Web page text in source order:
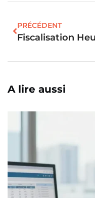
PRÉCÉDENT
A lire aussi